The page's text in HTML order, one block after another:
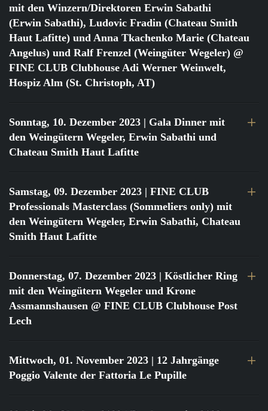
mit den Winzern/Direktoren Erwin Sabathi
(Erwin Sabathi), Ludovic Fradin (Chateau Smith
Haut Lafitte) und Anna Tkachenko Marie (Chateau
Angelus) und Ralf Frenzel (Weingüter Wegeler) @
FINE CLUB Clubhouse Adi Werner Weinwelt,
Hospiz Alm (St. Christoph, AT)
Sonntag, 10. Dezember 2023 | Gala Dinner mit
den Weingütern Wegeler, Erwin Sabathi und
Chateau Smith Haut Lafitte
Samstag, 09. Dezember 2023 | FINE CLUB
Professionals Masterclass (Sommeliers only) mit
den Weingütern Wegeler, Erwin Sabathi, Chateau
Smith Haut Lafitte
Donnerstag, 07. Dezember 2023 | Köstlicher Ring
mit den Weingütern Wegeler und Krone
Assmannshausen @ FINE CLUB Clubhouse Post
Lech
Mittwoch, 01. November 2023 | 12 Jahrgänge
Poggio Valente der Fattoria Le Pupille